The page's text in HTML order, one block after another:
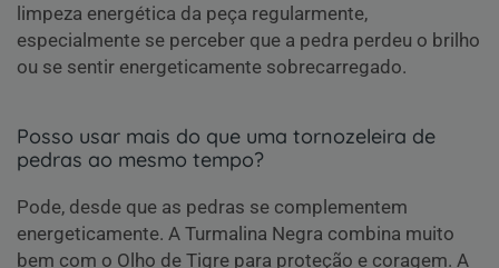
limpeza energética da peça regularmente,
especialmente se perceber que a pedra perdeu o brilho
ou se sentir energeticamente sobrecarregado.
Posso usar mais do que uma tornozeleira de
pedras ao mesmo tempo?
Pode, desde que as pedras se complementem
energeticamente. A Turmalina Negra combina muito
bem com o Olho de Tigre para proteção e coragem. A